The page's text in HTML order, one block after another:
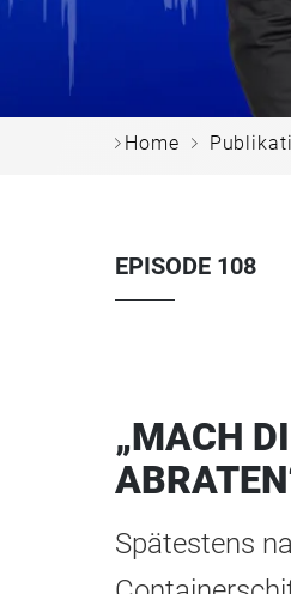
c Home c
EPISODE 108
„MACH
Spätestens